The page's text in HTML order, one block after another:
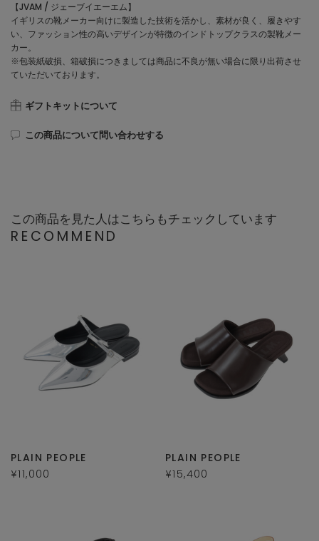
【JVAM / ジェーブイエーエム】
イギリスの靴メーカー向けに製造した技術を活かし、素材が良く、履きやす
い、ファッション性の高いデザインが特徴のインドトップクラスの製靴メー
カー。
※包装紙破損、箱破損につきましては商品に不良が無い場合に限り出荷させ
ていただいております。
ギフトキットについて
この商品について問い合わせする
この商品を見た人はこちらもチェックしています
RECOMMEND
PLAIN PEOPLE
¥11,000
PLAIN PEOPLE
¥15,400